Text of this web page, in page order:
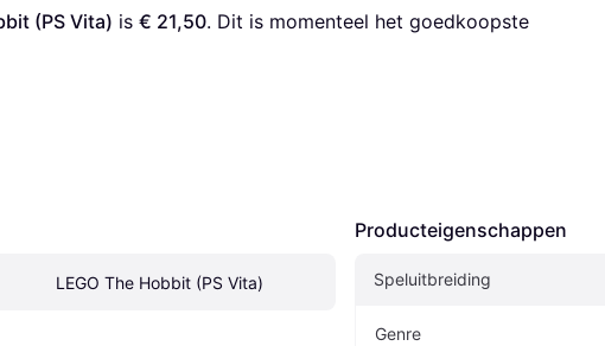
(PS Vita) is € 21,50. Dit is momenteel het goedkoopste
LEGO The Hobbit (PS Vita)
Producteigenschappen
Speluitbreiding
Genre